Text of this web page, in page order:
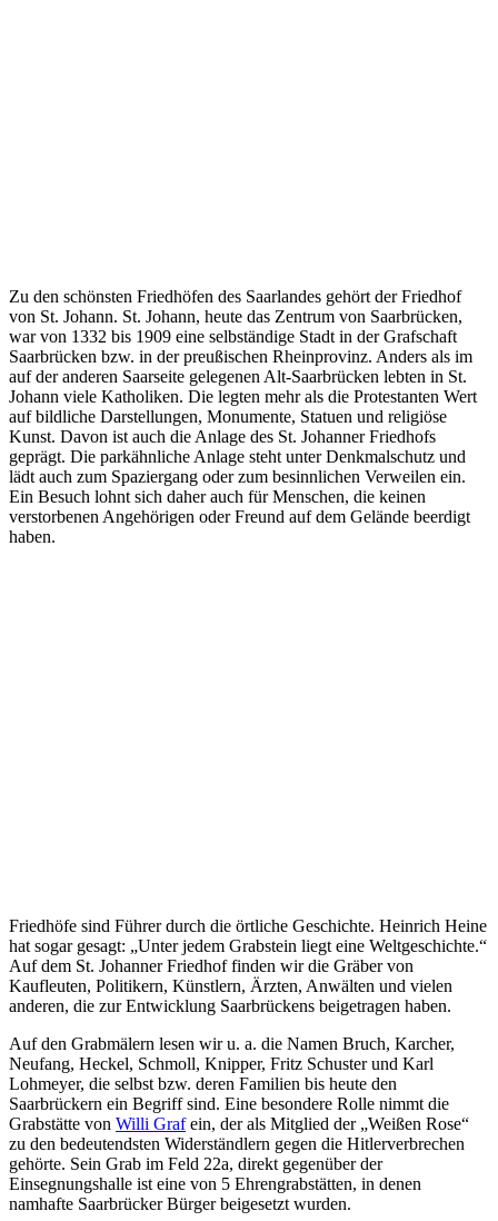
Zu den schönsten Friedhöfen des Saarlandes gehört der Friedhof
von St. Johann. St. Johann, heute das Zentrum von Saarbrücken,
war von 1332 bis 1909 eine selbständige Stadt in der Grafschaft
Saarbrücken bzw. in der preußischen Rheinprovinz. Anders als im
auf der anderen Saarseite gelegenen Alt-Saarbrücken lebten in St.
Johann viele Katholiken. Die legten mehr als die Protestanten Wert
auf bildliche Darstellungen, Monumente, Statuen und religiöse
Kunst. Davon ist auch die Anlage des St. Johanner Friedhofs
geprägt. Die parkähnliche Anlage steht unter Denkmalschutz und
lädt auch zum Spaziergang oder zum besinnlichen Verweilen ein.
Ein Besuch lohnt sich daher auch für Menschen, die keinen
verstorbenen Angehörigen oder Freund auf dem Gelände beerdigt
haben.
Friedhöfe sind Führer durch die örtliche Geschichte. Heinrich Heine
hat sogar gesagt: „Unter jedem Grabstein liegt eine Weltgeschichte.“
Auf dem St. Johanner Friedhof finden wir die Gräber von
Kaufleuten, Politikern, Künstlern, Ärzten, Anwälten und vielen
anderen, die zur Entwicklung Saarbrückens beigetragen haben.
Auf den Grabmälern lesen wir u. a. die Namen Bruch, Karcher,
Neufang, Heckel, Schmoll, Knipper, Fritz Schuster und Karl
Lohmeyer, die selbst bzw. deren Familien bis heute den
Saarbrückern ein Begriff sind. Eine besondere Rolle nimmt die
Grabstätte von Willi Grafein, der als Mitglied der „Weißen Rose“
zu den bedeutendsten Widerständlern gegen die Hitlerverbrechen
gehörte. Sein Grab im Feld 22a, direkt gegenüber der
Einsegnungshalle ist eine von 5 Ehrengrabstätten, in denen
namhafte Saarbrücker Bürger beigesetzt wurden.